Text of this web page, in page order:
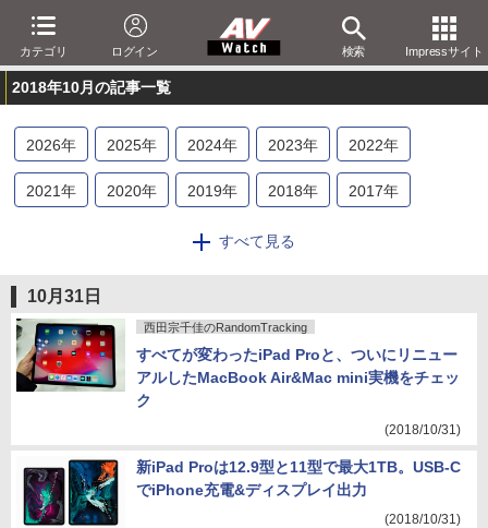
カテゴリ ログイン 検索 Impressサイト
2018年10月の記事一覧
2026年 2025年 2024年 2023年 2022年
2021年 2020年 2019年 2018年 2017年
2014年 2013
2006年 2005 年 2004年 2003年
2001年
すべて見る
10月31日
西田宗千佳のRandomTracking
すべてが変わったiPad Proと、ついにリニュー
アルしたMacBook Air&Mac mini実機をチェッ
ク
(2018/10/31)
新iPad Proは12.9型と11型で最大1TB。USB-C
でiPhone充電&ディスプレイ出力
(2018/10/31)